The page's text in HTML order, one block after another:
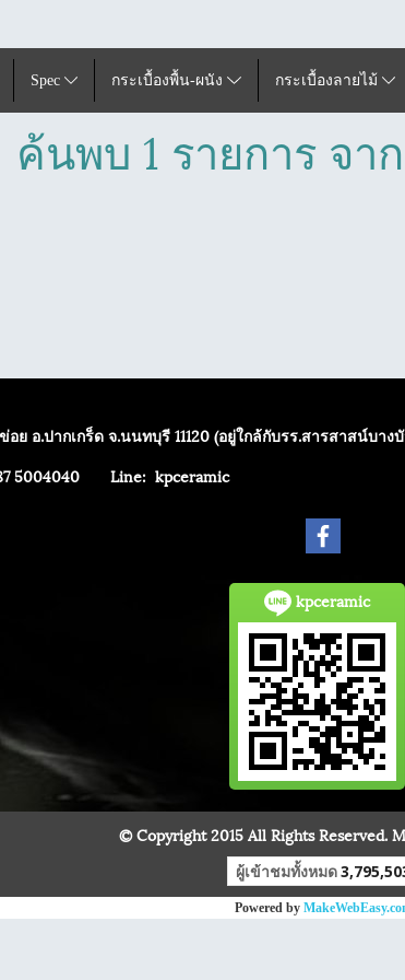
Spec กระเบื้องพื้น-ผนัง กระเบื้องลายไม้
ค้นพบ 1 รายการ จา
อย อ.ปากเกร็ด จ.นนทบุรี 11120 (อยู่ใกล้กับรร.สารสาสน์บา
5004040 Line: kpceramic
kpceramic
© Copyright 2015 All Rights Reserved.
ผู้เข้าชมทั้งหมด
Powered by